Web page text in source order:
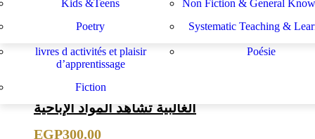
développement de l enseignant
apprentissage
livres d activités et plaisir
d’apprentissage
Poésie
Fiction
Kids &Teens
Non Fiction & General
Poetry
Systematic Teaching &
Show
الغالبية تشاهد المواد الإباحية
EGP300.00